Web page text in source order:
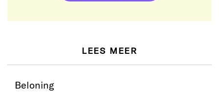
LEES MEER
Beloning